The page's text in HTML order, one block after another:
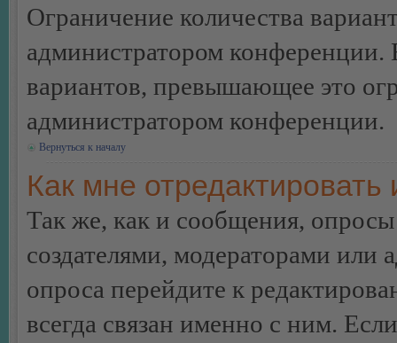
Ограничение количества
администратором конференции.
вариантов, превышающее это
администратором конференции.
Вернуться к началу
Как мне
Так же, как и сообщения, опросы
создателями, модераторами или
опроса перейдите к
всегда связан именно с ним.